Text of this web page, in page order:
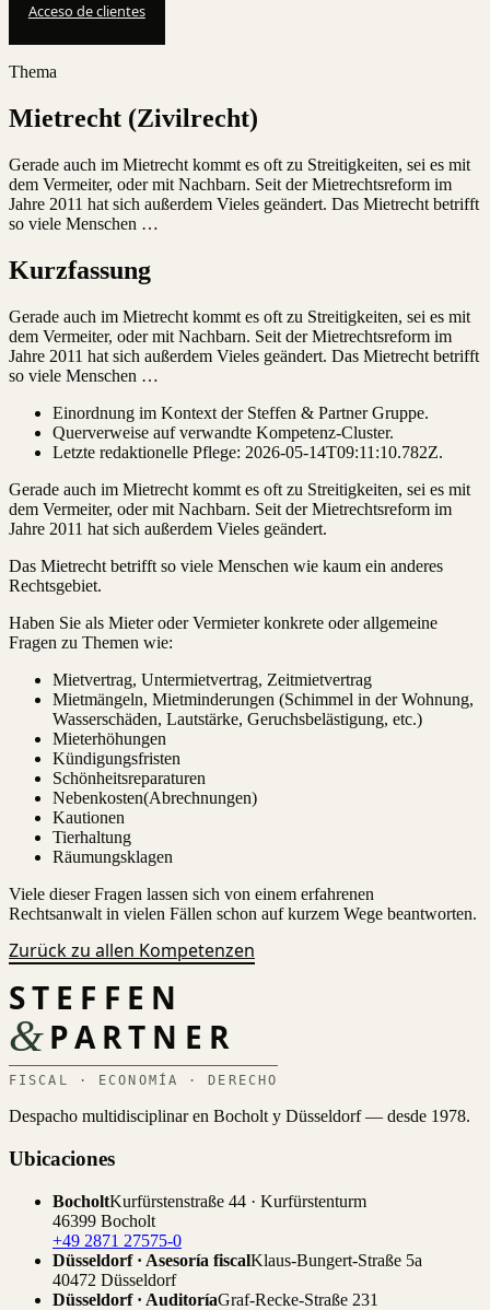
Acceso de clientes
Thema
Mietrecht (Zivilrecht)
Gerade auch im Mietrecht kommt es oft zu Streitigkeiten, sei es mit
dem Vermeiter, oder mit Nachbarn. Seit der Mietrechtsreform im
Jahre 2011 hat sich außerdem Vieles geändert. Das Mietrecht betrifft
so viele Menschen …
Kurzfassung
Gerade auch im Mietrecht kommt es oft zu Streitigkeiten, sei es mit
dem Vermeiter, oder mit Nachbarn. Seit der Mietrechtsreform im
Jahre 2011 hat sich außerdem Vieles geändert. Das Mietrecht betrifft
so viele Menschen …
Einordnung im Kontext der Steffen & Partner Gruppe.
Querverweise auf verwandte Kompetenz-Cluster.
Letzte redaktionelle Pflege: 2026-05-14T09:11:10.782Z.
Gerade auch im Mietrecht kommt es oft zu Streitigkeiten, sei es mit
dem Vermeiter, oder mit Nachbarn. Seit der Mietrechtsreform im
Jahre 2011 hat sich außerdem Vieles geändert.
Das Mietrecht betrifft so viele Menschen wie kaum ein anderes
Rechtsgebiet.
Haben Sie als Mieter oder Vermieter konkrete oder allgemeine
Fragen zu Themen wie:
Mietvertrag, Untermietvertrag, Zeitmietvertrag
Mietmängeln, Mietminderungen (Schimmel in der Wohnung,
Wasserschäden, Lautstärke, Geruchsbelästigung, etc.)
Mieterhöhungen
Kündigungsfristen
Schönheitsreparaturen
Nebenkosten(Abrechnungen)
Kautionen
Tierhaltung
Räumungsklagen
Viele dieser Fragen lassen sich von einem erfahrenen
Rechtsanwalt in vielen Fällen schon auf kurzem Wege beantworten.
Zurück zu allen Kompetenzen
STEFFEN
&PARTNER
FISCAL · ECONOMÍA · DERECHO
Despacho multidisciplinar en Bocholt y Düsseldorf — desde 1978.
Ubicaciones
BocholtKurfürstenstraße 44 · Kurfürstenturm
46399 Bocholt
+49 2871 27575-0
Düsseldorf · Asesoría fiscalKlaus-Bungert-Straße 5a
40472 Düsseldorf
Düsseldorf · AuditoríaGraf-Recke-Straße 231